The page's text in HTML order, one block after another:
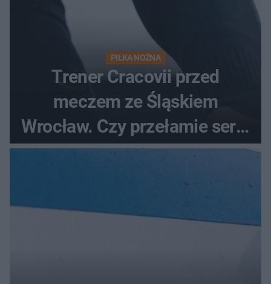
PIŁKA NOŻNA
Trener Cracovii przed
meczem ze Śląskiem
Wrocław. Czy przełamie serię
bez wygranej?